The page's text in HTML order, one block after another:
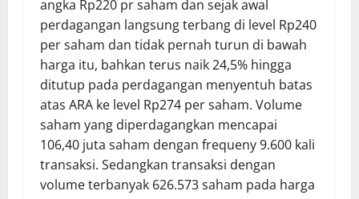
angka Rp220 pr saham dan sejak awal
perdagangan langsung terbang di level Rp240
per saham dan tidak pernah turun di bawah
harga itu, bahkan terus naik 24,5% hingga
ditutup pada perdagangan menyentuh batas
atas ARA ke level Rp274 per saham. Volume
saham yang diperdagangkan mencapai
106,40 juta saham dengan frequeny 9.600 kali
transaksi. Sedangkan transaksi dengan
volume terbanyak 626.573 saham pada harga